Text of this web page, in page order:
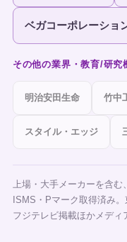
ベガコーポレーショ
その他の業界・教育/研究
明治安田生命 竹中
スタイル・エッジ
上場・大手メーカーを含
ISMS・Pマーク取得済み
フジテレビ掲載ほかメディ